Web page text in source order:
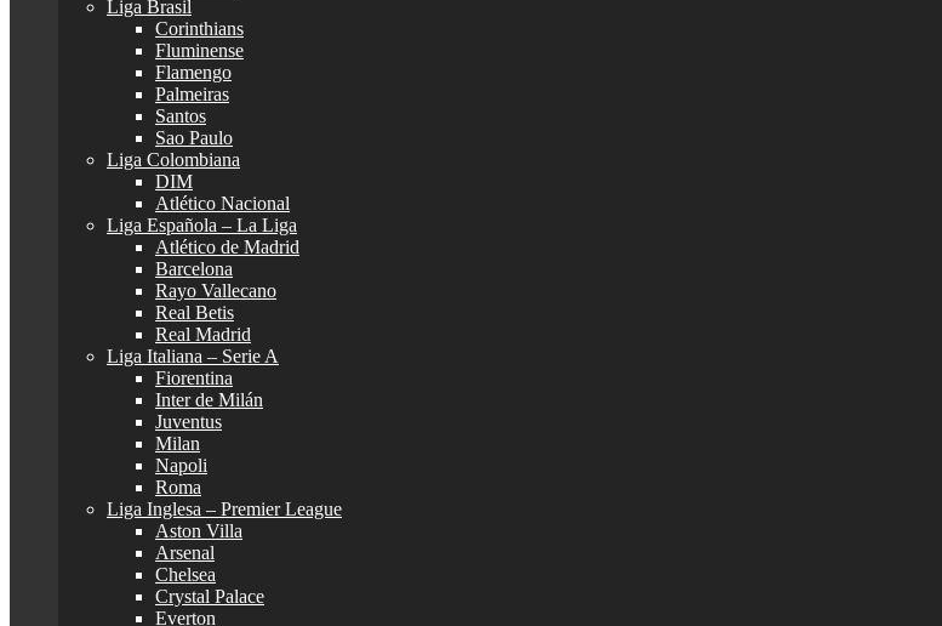
Liga Brasil
Corinthians
Fluminense
Flamengo
Palmeiras
Santos
Sao Paulo
Liga Colombiana
DIM
Atlético Nacional
Liga Española – La Liga
Atlético de Madrid
Barcelona
Rayo Vallecano
Real Betis
Real Madrid
Liga Italiana – Serie A
Fiorentina
Inter de Milán
Juventus
Milan
Napoli
Roma
Liga Inglesa – Premier League
Aston Villa
Arsenal
Chelsea
Crystal Palace
Everton